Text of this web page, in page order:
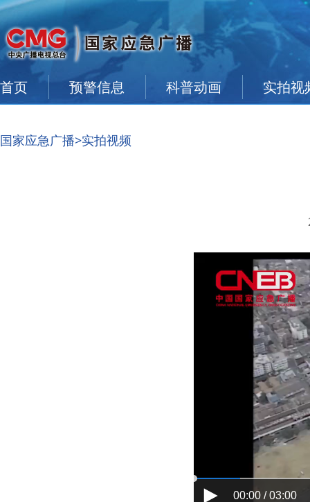
首页 预警信息 科普动画 实拍视
国家应急广播>实拍视频
00:00 / 03:00